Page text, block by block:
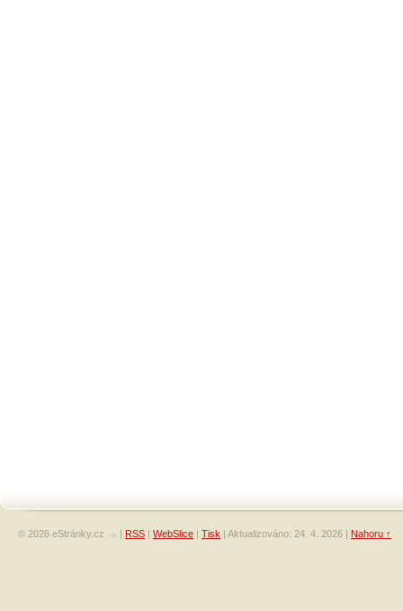
© 2026 eStránky.cz | RSS | WebSlice | Tisk | Aktualizováno: 24. 4. 2026 | Nahoru ↑